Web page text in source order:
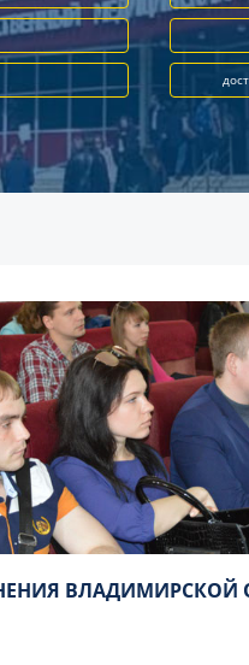
ВЛАДИМИРСКОЙ